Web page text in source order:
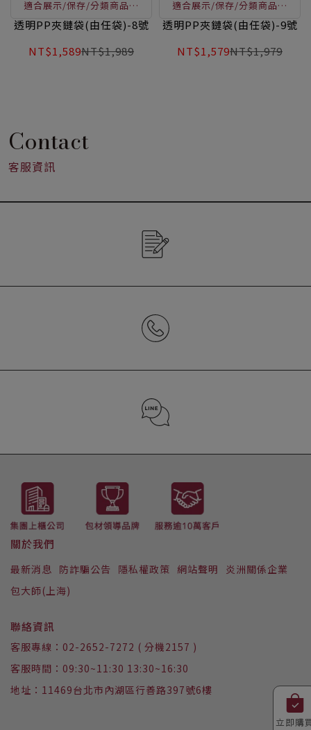
適合展示/保存/分類商品使
用，透明易辨識、表面可書
口，讓您輕鬆做收納
透明PP夾鏈袋(由任袋)-8號
NT$1,589NT$1,989
適合展示/保存/分類商品使
用，透明易辨識、表面可書
口，讓您輕鬆做收納
透明PP夾鏈袋(由任袋)-9號
NT$1,579NT$1,979
Contact
客服資訊
LINE ID : @223iwizi
02-2652-7272 (分機2157)
CONTACT US
立即購
關於我們
最新消息 防詐騙公告 隱私權政策 網站聲明
炎洲關係企業
包大師(上海)
聯絡資訊
客服專線：02-2652-7272 ( 分機2157 )
客服時間：09:30~11:30 13:30~16:30
地址：11469台北市內湖區行善路397號6樓